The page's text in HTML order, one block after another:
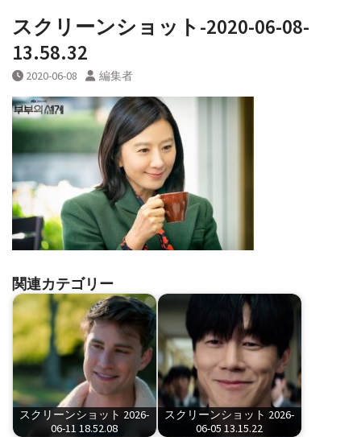
スクリーンショット-2020-06-08-
13.58.32
2020-06-08 編集者
関連カテゴリー
スクリーンショット 2026-
06-11 18.52.08
スクリーンショット 2026-
06-05 13.15.22